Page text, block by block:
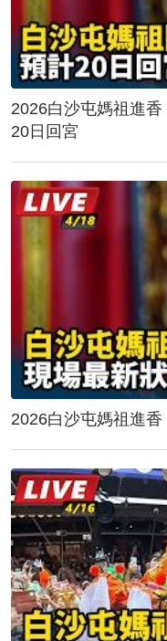
2026白沙屯媽祖進
20日回宮
2026白沙屯媽祖進